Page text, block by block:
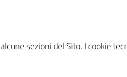
sezioni del Sito. I cookie